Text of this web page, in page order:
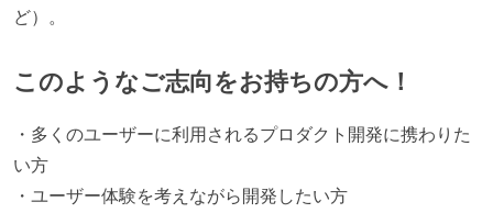
ど）。
このようなご志向をお持ちの方へ！
・多くのユーザーに利用されるプロダクト開発に携わりた
い方
・ユーザー体験を考えながら開発したい方